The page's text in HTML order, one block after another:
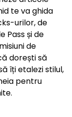
te va ghida
urilor, de
Pass și de
de
dorești să
îți etalezi stilul,
pentru